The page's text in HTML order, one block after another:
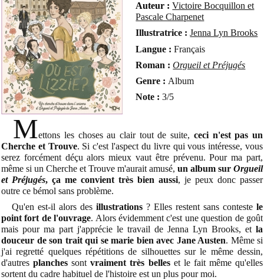
Auteur :Victoire Bocquillon et
Pascale Charpenet
Illustratrice :Jenna Lyn Brooks
Langue : Français
Roman : Orgueil et Préjugés
Genre : Album
Note : 3/5
Mettons les choses au clair tout de suite, ceci n'est pas un
Cherche et Trouve. Si c'est l'aspect du livre qui vous intéresse, vous
serez forcément déçu alors mieux vaut être prévenu. Pour ma part,
même si un Cherche et Trouve m'aurait amusé, un album sur Orgueil
et Préjugés, ça me convient très bien aussi, je peux donc passer
outre ce bémol sans problème.
Qu'en est-il alors des illustrations ? Elles restent sans conteste le
point fort de l'ouvrage. Alors évidemment c'est une question de goût
mais pour ma part j'apprécie le travail de Jenna Lyn Brooks, et la
douceur de son trait qui se marie bien avec Jane Austen. Même si
j'ai regretté quelques répétitions de silhouettes sur le même dessin,
d'autresplanchessont vraiment très belleset le fait même qu'elles
sortent du cadre habituel de l'histoire est un plus pour moi.